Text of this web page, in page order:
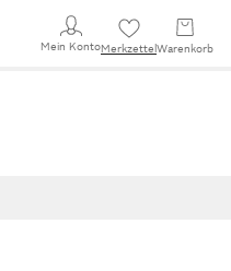
Mein KontoMerkzettel Warenkorb